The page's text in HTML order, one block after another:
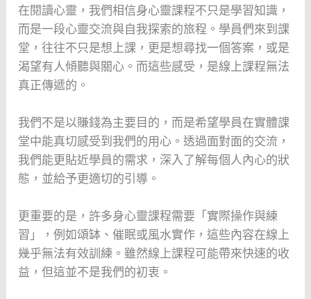
在閱讀心靈，我們相信身心靈課程不只是學習知識，
而是一段心靈交流與自我探索的旅程。學員們來到課
堂，往往不只是想上課，更是想尋找一個答案，或是
渴望有人傾聽與關心。而這些感受，是線上課程無法
真正傳遞的。
我們不是以賺錢為主要目的，而是希望學員在實體課
堂中能真切感受到我們的用心。透過面對面的交流，
我們能更貼近學員的需求，深入了解每個人內心的狀
態，並給予更適切的引導。
更重要的是，許多身心靈課程需要「實際操作與練
習」，例如頌缽、催眠或風水實作，這些內容在線上
幾乎無法有效訓練。雖然線上課程可能帶來快速的收
益，但這並不是我們的初衷。